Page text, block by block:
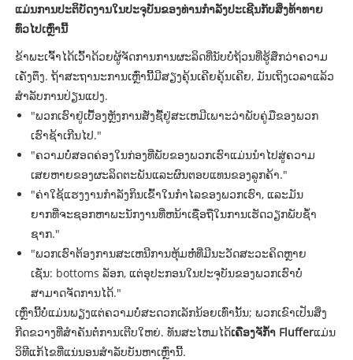
ແມ່ນການປະຕິບັດງານໃນປະຈຸບັນຂອງທ່ານກໍາລັງປະເຊີນກັບສິ່ງທ້າທາຍ
ທົ່ວໄປເຫຼົ່ານີ້
ຂ້າພະເຈົ້າໄດ້ເວົ້າດ້ວຍຜູ້ຈັດການການຜະລິດທີ່ນັບບໍ່ຖ້ວນທີ່ຮູ້ສຶກວ່າຄວາມ
ເຄັ່ງຕຶງ. ຖ້າສະຖານະການເຫຼົ່ານີ້ມີສຽງຄຸ້ນເຄີຍຄຸ້ນເຄີຍ, ມັນເຖິງເວລາແລ້ວ
ສໍາລັບການປ່ຽນແປງ.
"ພວກເຮົາຢູ່ເບື້ອງຫຼັງການສັ່ງຊື້ຢູ່ສະເຫມີເພາະວ່າພັບຄູ່ມືຂອງພວກ
ເຮົາຊ້າເກີນໄປ."
"ຄວາມບໍ່ສອດຄ່ອງໃນກ່ອງທີ່ພັບຂອງພວກເຮົາແມ່ນນໍາໄປສູ່ຄວາມ
ເສຍຫາຍຂອງຜະລິດຕະພັນແລະຜົນຕອບແທນຂອງລູກຄ້າ."
"ຄ່າໃຊ້ແຮງງານກໍາລັງກິນເຂົ້າໃນກໍາໄລຂອງພວກເຮົາ, ແລະມັນ
ຍາກທີ່ຈະຊອກຫາພະນັກງານທີ່ຫນ້າເຊື່ອຖືໃນການເຮັດວຽກພັບຊໍ້າ
ຊາກ."
"ພວກເຮົາຕ້ອງການສະເຫນີການຫຸ້ມຫໍ່ທີ່ມີນະວັດສະວະຄິດຫຼາຍ
ເຊັ່ນ: bottoms ລັອກ, ແຕ່ອຸປະກອນໃນປະຈຸບັນຂອງພວກເຮົາບໍ່
ສາມາດຈັດການໄດ້."
ເຫຼົ່ານີ້ບໍ່ແມ່ນພຽງແຕ່ຄວາມບໍ່ສະດວກເລັກນ້ອຍເທົ່ານັ້ນ; ພວກເຂົາເປັນສິ່ງ
ກີດຂວາງທີ່ສໍາຄັນຕໍ່ການເຕີບໃຫຍ່. ທັນສະໄຫມໄດ້ເຄື່ອງຈັກ້ໍາ Flufferແມ່ນ
ວິທີແກ້ໄຂທີ່ແນ່ນອນສໍາລັບບັນຫາເຫຼົ່ານີ້.